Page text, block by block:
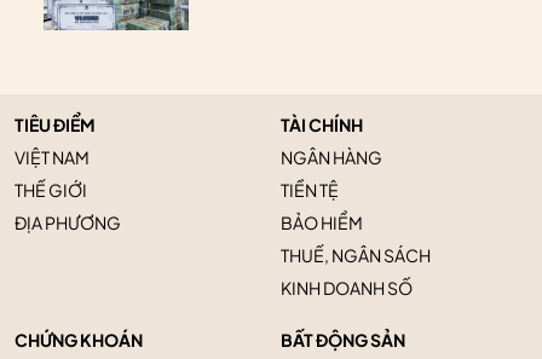
TIÊU ĐIỂM
VIỆT NAM
THẾ GIỚI
ĐỊA PHƯƠNG
TÀI CHÍNH
NGÂN HÀNG
TIỀN TỆ
BẢO HIỂM
THUẾ, NGÂN SÁCH
KINH DOANH SỐ
CHỨNG KHOÁN
BẤT ĐỘNG SẢN